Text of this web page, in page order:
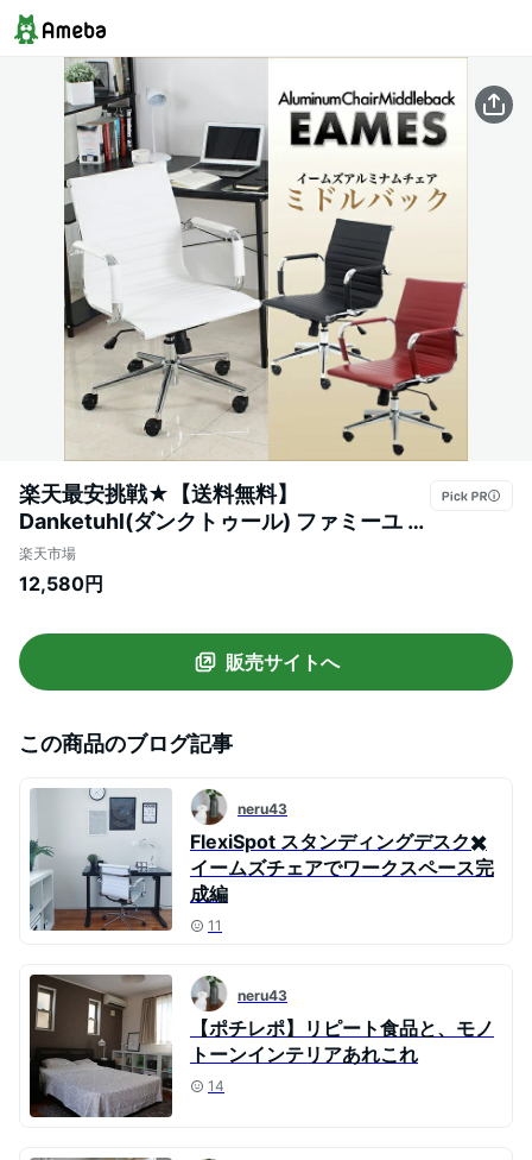
楽天最安挑戦★【送料無料】
Danketuhl(ダンクトゥール) ファミーユ イ
ームズチェアー アルミナムチェアー リプ
ロダクト ミドルバックチェアー PVC本革
ェアー オフィスチェアー 学習チェアー テ
レワーク 在宅 送料無料
楽天市場
12,580円
販売サイトへ
この商品のブログ記事
neru43
FlexiSpot スタンディングデスク✖️
イームズチェアでワークスペース完
成編
11
neru43
【ポチレポ】リピート食品と、モノ
トーンインテリアあれこれ
14